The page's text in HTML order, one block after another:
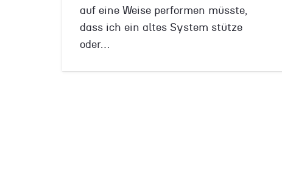
auf eine Weise performen müsste,
dass ich ein altes System stütze
oder…